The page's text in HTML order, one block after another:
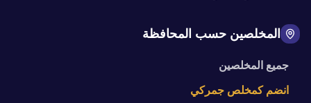
المخلصين حسب المحافظة
جميع المخلصين
انضم كمخلص جمركي